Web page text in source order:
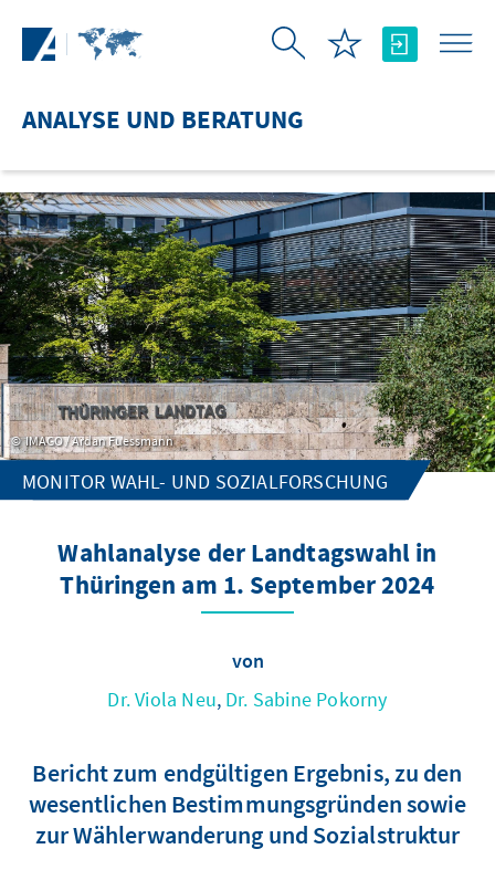
ANALYSE UND BERATUNG
IMAGO / Ardan Fuessmann
MONITOR WAHL- UND SOZIALFORSCHUNG
Wahlanalyse der Landtagswahl in
Thüringen am 1. September 2024
von
Dr. Viola Neu, Dr. Sabine Pokorny
Bericht zum endgültigen Ergebnis, zu den
wesentlichen Bestimmungsgründen sowie
zur Wählerwanderung und Sozialstruktur